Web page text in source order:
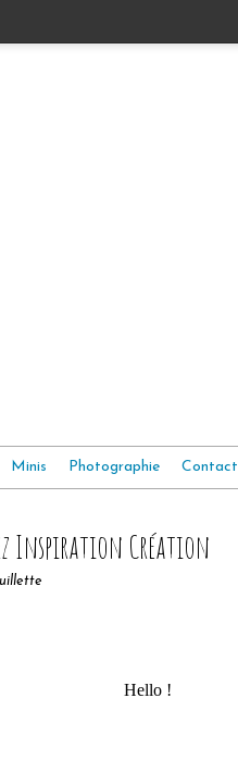
Minis Photographie Contact
Inspiration Création
Hello !